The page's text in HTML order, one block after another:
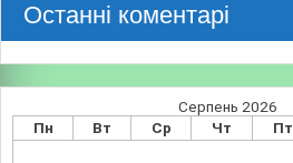
Останні коментарі
Серпень 2026
Пн
Вт Ср Чт Пт